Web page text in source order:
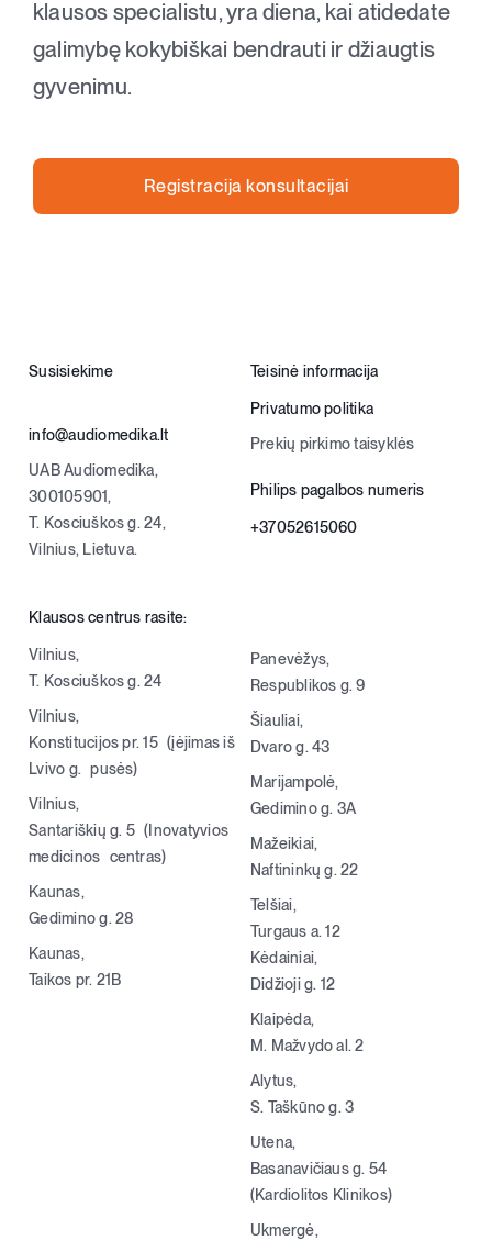
klausos specialistu, yra diena, kai atidedate
galimybę kokybiškai bendrauti ir džiaugtis
gyvenimu.
Registracija konsultacijai
Susisiekime
info@audiomedika.lt
UAB Audiomedika,
300105901,
T. Kosciuškos g. 24,
Vilnius, Lietuva.
Teisinė informacija
Privatumo politika
Prekių pirkimo taisyklės
Philips pagalbos numeris
+37052615060
Klausos centrus rasite:
Vilnius,
T. Kosciuškos g. 24
Vilnius,
Konstitucijos pr. 15 (įėjimas iš
Lvivo g. pusės)
Vilnius,
Santariškių g. 5 (Inovatyvios
medicinos centras)
Kaunas,
Gedimino g. 28
Kaunas,
Taikos pr. 21B
Panevėžys,
Respublikos g. 9
Šiauliai,
Dvaro g. 43
Marijampolė,
Gedimino g. 3A
Mažeikiai,
Naftininkų g. 22
Telšiai,
Turgaus a. 12
Kėdainiai,
Didžioji g. 12
Klaipėda,
M. Mažvydo al. 2
Alytus,
S. Taškūno g. 3
Utena,
Basanavičiaus g. 54
(Kardiolitos Klinikos)
Ukmergė,